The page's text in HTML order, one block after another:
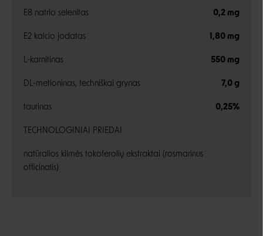
E8 natrio selenitas 0,2 mg
E2 kalcio jodatas 1,80 mg
L-karnitinas 550 mg
DL-metioninas, techniškai grynas 7,0 g
taurinas 0,25%
TECHNOLOGINIAI PRIEDAI
natūralios kilmės tokoferolių ekstraktai (rosmarinus
officinalis)